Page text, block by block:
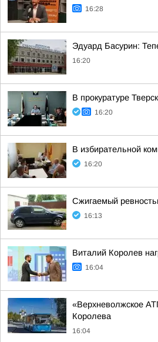
16:28
Эдуард Басурин:
16:20
В прокуратуре
16:20
В избирательной
16:20
Сжигаемый
16:13
Виталий Королев
16:04
«Верхневолжское
Королева
16:04